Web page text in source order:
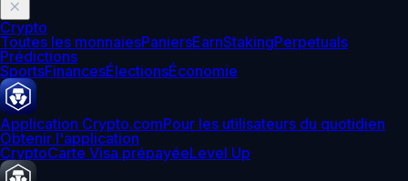
Crypto
Toutes les monnaiesPaniersEarnStakingPerpetuals
Prédictions
SportsFinancesÉlectionsÉconomie
Application Crypto.comPour les utilisateurs du quotidien
Obtenir l'application
CryptoCarte Visa prépayéeLevel Up